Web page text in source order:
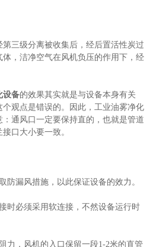
三级分离被收集后，经后置活性炭过
，洁净空气在风机负压的作用下，经
设备的效果其实就是与设备本身有关
观点是错误的。因此，工业油雾净化
通风口一定要保持直的，也就是管道
口大小要一致。
漏风措施，以此保证设备的效力。
必须采用软连接，不然设备运行时
，风机的入口保留一段1-2米的直管